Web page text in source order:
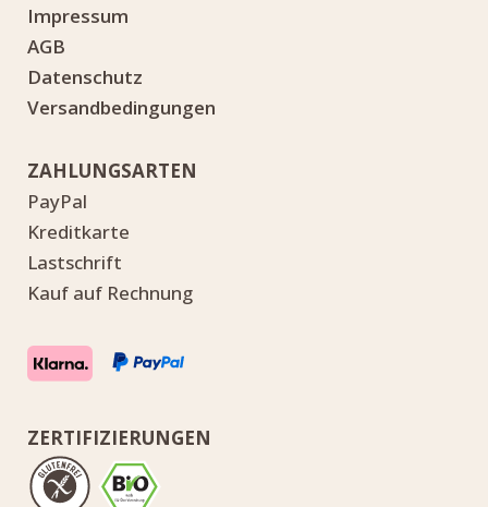
Impressum
AGB
Datenschutz
Versandbedingungen
ZAHLUNGSARTEN
PayPal
Kreditkarte
Lastschrift
Kauf auf Rechnung
ZERTIFIZIERUNGEN